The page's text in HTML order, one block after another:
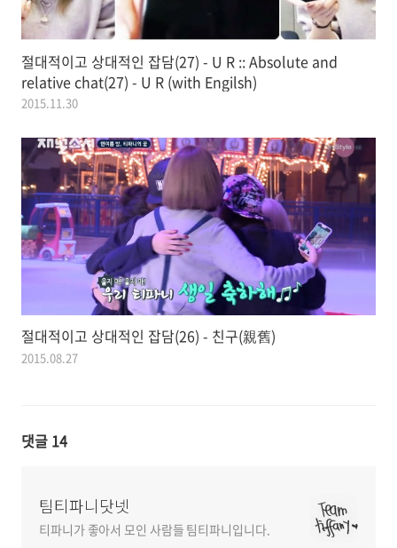
절대적이고 상대적인 잡담(27) - U R :: Absolute and
relative chat(27) - U R (with Engilsh)
2015.11.30
절대적이고 상대적인 잡담(26) - 친구(親舊)
2015.08.27
댓글 14
팀티파니닷넷
티파니가 좋아서 모인 사람들 팀티파니입니다.